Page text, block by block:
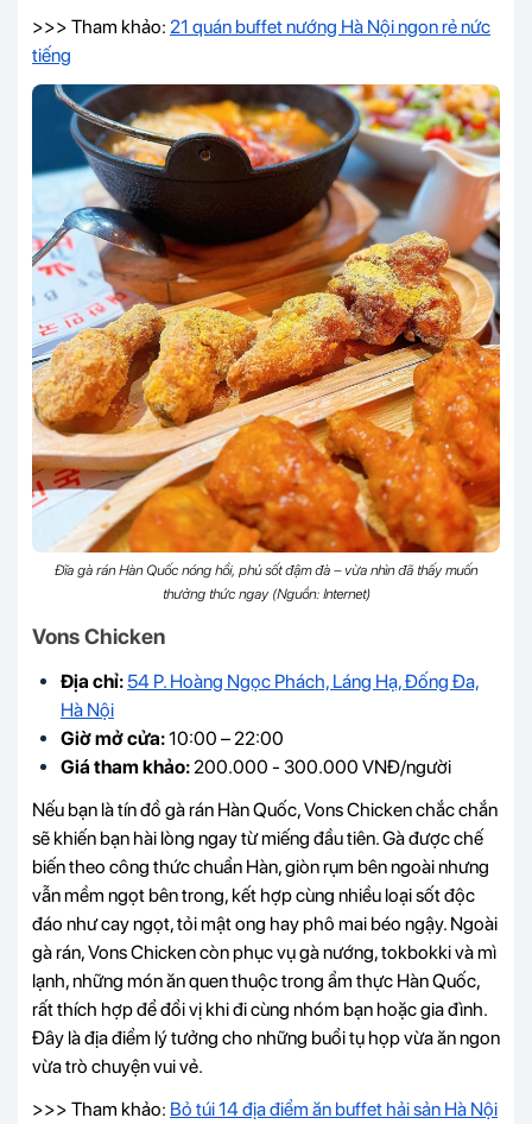
>>> Tham khảo: 21 quán buffet nướng Hà Nội ngon rẻ nức
tiếng
Đĩa gà rán Hàn Quốc nóng hổi, phủ sốt đậm đà – vừa nhìn đã thấy muốn
thưởng thức ngay (Nguồn: Internet)
Vons Chicken
Địa chỉ: 54 P. Hoàng Ngọc Phách, Láng Hạ, Đống Đa,
Hà Nội
Giờ mở cửa:10:00 – 22:00
Giá tham khảo: 200.000 - 300.000 VNĐ/người
Nếu bạn là tín đồ gà rán Hàn Quốc, Vons Chicken chắc chắn
sẽ khiến bạn hài lòng ngay từ miếng đầu tiên. Gà được chế
biến theo công thức chuẩn Hàn, giòn rụm bên ngoài nhưng
vẫn mềm ngọt bên trong, kết hợp cùng nhiều loại sốt độc
đáo như cay ngọt, tỏi mật ong hay phô mai béo ngậy. Ngoài
gà rán, Vons Chicken còn phục vụ gà nướng, tokbokki và mì
lạnh, những món ăn quen thuộc trong ẩm thực Hàn Quốc,
rất thích hợp để đổi vị khi đi cùng nhóm bạn hoặc gia đình.
Đây là địa điểm lý tưởng cho những buổi tụ họp vừa ăn ngon
vừa trò chuyện vui vẻ.
>>> Tham khảo: Bỏ túi 14 địa điểm ăn buffet hải sản Hà Nội